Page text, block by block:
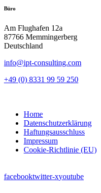
Büro
Am Flughafen 12a
87766 Memmingerberg
Deutschland
info@ipt-consulting.com
+49 (0) 8331 99 59 250
Home
Datenschutzerklärung
Haftungsausschluss
Impressum
Cookie-Richtlinie (EU)
facebooktwitter-xyoutube